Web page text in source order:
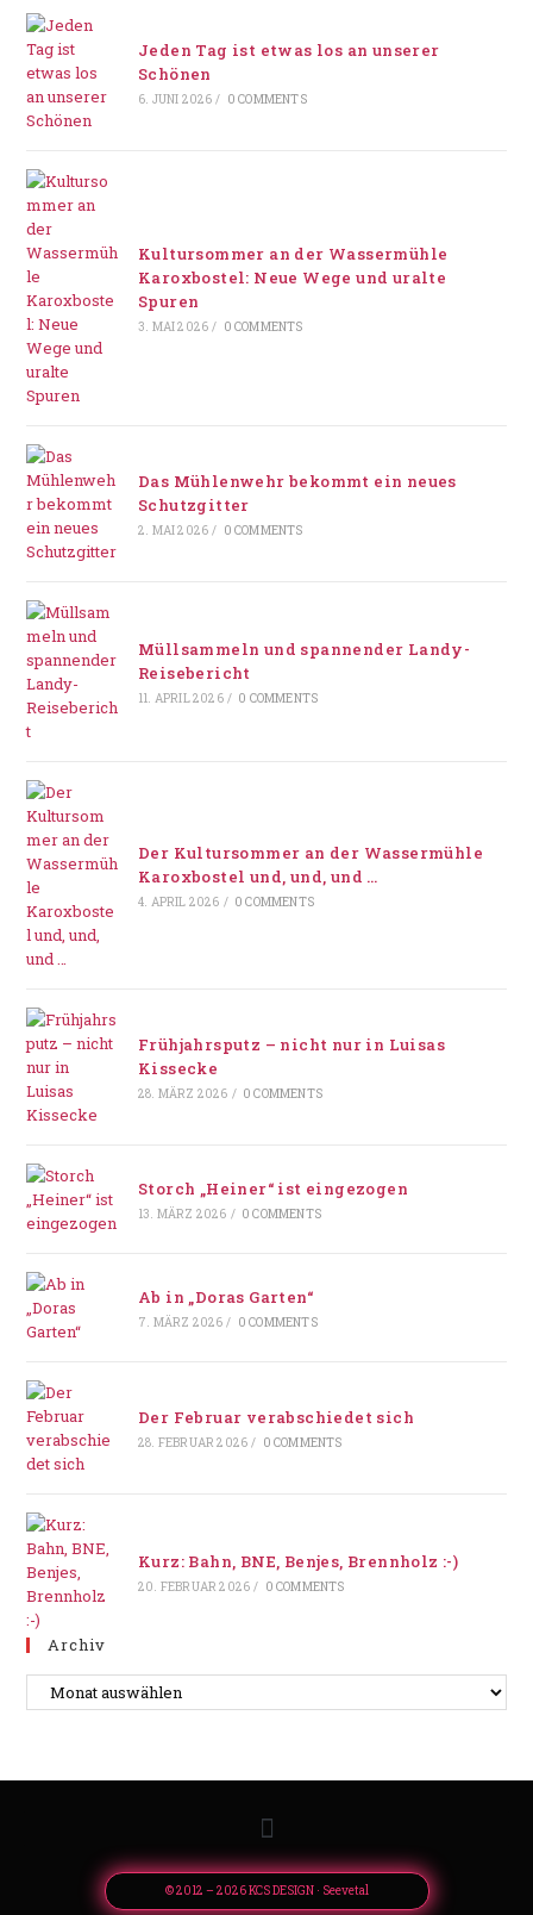
Jeden Tag ist etwas los an unserer
Schönen
6. JUNI 2026 / 0 COMMENTS
Kultursommer an der Wassermühle
Karoxbostel: Neue Wege und uralte
Spuren
3. MAI 2026 / 0 COMMENTS
Das Mühlenwehr bekommt ein neues
Schutzgitter
2. MAI 2026 / 0 COMMENTS
Müllsammeln und spannender Landy-
Reisebericht
11. APRIL 2026 / 0 COMMENTS
Der Kultursommer an der Wassermühle
Karoxbostel und, und, und …
4. APRIL 2026 / 0 COMMENTS
Frühjahrsputz – nicht nur in Luisas
Kissecke
28. MÄRZ 2026 / 0 COMMENTS
Storch „Heiner“ ist eingezogen
13. MÄRZ 2026 / 0 COMMENTS
Ab in „Doras Garten“
7. MÄRZ 2026 / 0 COMMENTS
Der Februar verabschiedet sich
28. FEBRUAR 2026 / 0 COMMENTS
Kurz: Bahn, BNE, Benjes, Brennholz :-)
20. FEBRUAR 2026 / 0 COMMENTS
Archiv
© 2012 – 2026 KCS DESIGN · Seevetal